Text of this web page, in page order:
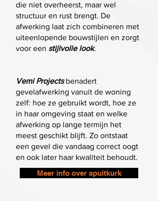
die niet overheerst, maar wel
structuur en rust brengt. De
afwerking laat zich combineren met
uiteenlopende bouwstijlen en zorgt
voor een stijlvolle look.
Vemi Projectsbenadert
gevelafwerking vanuit de woning
zelf: hoe ze gebruikt wordt, hoe ze
in haar omgeving staat en welke
afwerking op lange termijn het
meest geschikt blijft. Zo ontstaat
een gevel die vandaag correct oogt
en ook later haar kwaliteit behoudt.
Meer info over spuitkurk